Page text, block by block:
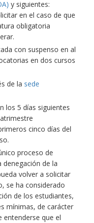
y siguientes:
en el caso de que
obligatoria
con suspenso en al
en dos cursos
de la sede
los 5 días siguientes
cinco días del
proceso de
denegación de la
volver a solicitar
se ha considerado
de los estudiantes,
mínimas, de carácter
entenderse que el